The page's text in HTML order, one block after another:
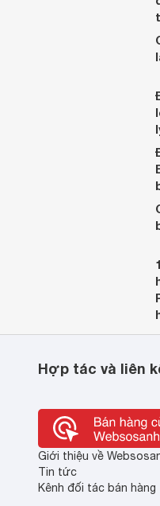
Hợp tác và liên
Giới thiệu về
Tin tức
Kênh đối tác bán hàng